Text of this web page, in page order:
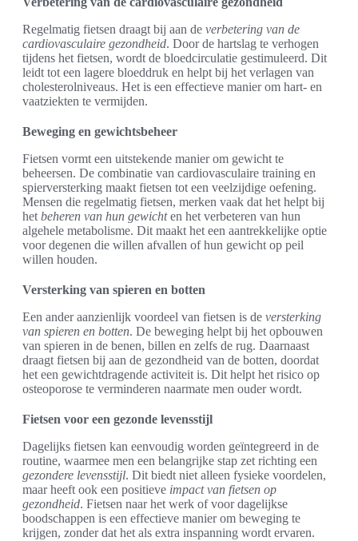
Regelmatig fietsen draagt bij aan de verbetering van de
cardiovasculaire gezondheid. Door de hartslag te verhogen
tijdens het fietsen, wordt de bloedcirculatie gestimuleerd. Dit
leidt tot een lagere bloeddruk en helpt bij het verlagen van
cholesterolniveaus. Het is een effectieve manier om hart- en
vaatziekten te vermijden.
Beweging en gewichtsbeheer
Fietsen vormt een uitstekende manier om gewicht te
beheersen. De combinatie van cardiovasculaire training en
spierversterking maakt fietsen tot een veelzijdige oefening.
Mensen die regelmatig fietsen, merken vaak dat het helpt bij
het beheren van hun gewichten het verbeteren van hun
algehele metabolisme. Dit maakt het een aantrekkelijke optie
voor degenen die willen afvallen of hun gewicht op peil
willen houden.
Versterking van spieren en botten
Een ander aanzienlijk voordeel van fietsen is de versterking
van spieren en botten. De beweging helpt bij het opbouwen
van spieren in de benen, billen en zelfs de rug. Daarnaast
draagt fietsen bij aan de gezondheid van de botten, doordat
het een gewichtdragende activiteit is. Dit helpt het risico op
osteoporose te verminderen naarmate men ouder wordt.
Fietsen voor een gezonde levensstijl
Dagelijks fietsen kan eenvoudig worden geïntegreerd in de
routine, waarmee men een belangrijke stap zet richting een
gezondere levensstijl. Dit biedt niet alleen fysieke voordelen,
maar heeft ook een positieve impact van fietsen op
gezondheid. Fietsen naar het werk of voor dagelijkse
boodschappen is een effectieve manier om beweging te
krijgen, zonder dat het als extra inspanning wordt ervaren.